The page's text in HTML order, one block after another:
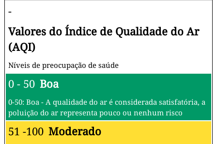
-
Valores do Índice de Qualidade do Ar
(AQI)
Níveis de preocupação de saúde
0 - 50 Boa
0-50: Boa - A qualidade do ar é considerada satisfatória, a
poluição do ar representa pouco ou nenhum risco
51 -100 Moderado